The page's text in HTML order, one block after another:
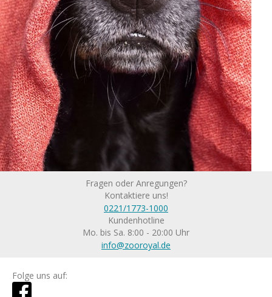
Fragen oder Anregungen?
Kontaktiere uns!
0221/1773-1000
Kundenhotline
Mo. bis Sa. 8:00 - 20:00 Uhr
info@zooroyal.de
Folge uns auf: